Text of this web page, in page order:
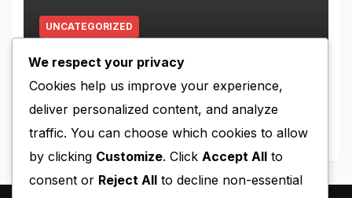
UNCATEGORIZED
Dugaan Kekerasan terhadap
Tahanan Perempuan Palestina
We respect your privacy
Cookies help us improve your experience,
deliver personalized content, and analyze
traffic. You can choose which cookies to allow
by clicking Customize. Click Accept All to
consent or Reject All to decline non-essential